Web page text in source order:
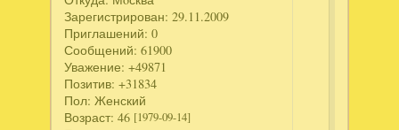
Зарегистрирован: 29.11.2009
Приглашений: 0
Сообщений: 61900
Уважение: +49871
Позитив: +31834
Пол: Женский
Возраст: 46 [1979-09-14]